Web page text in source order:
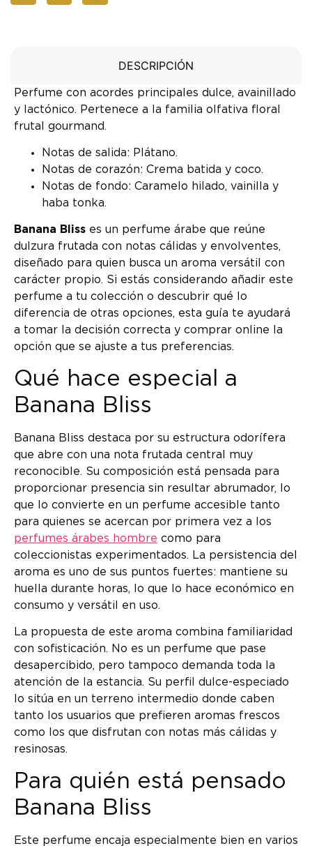
DESCRIPCIÓN
Perfume con acordes principales dulce, avainillado
y lactónico. Pertenece a la familia olfativa floral
frutal gourmand.
Notas de salida: Plátano.
Notas de corazón: Crema batida y coco.
Notas de fondo: Caramelo hilado, vainilla y
haba tonka.
Banana Bliss es un perfume árabe que reúne
dulzura frutada con notas cálidas y envolventes,
diseñado para quien busca un aroma versátil con
carácter propio. Si estás considerando añadir este
perfume a tu colección o descubrir qué lo
diferencia de otras opciones, esta guía te ayudará
a tomar la decisión correcta y comprar online la
opción que se ajuste a tus preferencias.
Qué hace especial a
Banana Bliss
Banana Bliss destaca por su estructura odorífera
que abre con una nota frutada central muy
reconocible. Su composición está pensada para
proporcionar presencia sin resultar abrumador, lo
que lo convierte en un perfume accesible tanto
para quienes se acercan por primera vez a los
perfumes árabes hombre como para
coleccionistas experimentados. La persistencia del
aroma es uno de sus puntos fuertes: mantiene su
huella durante horas, lo que lo hace económico en
consumo y versátil en uso.
La propuesta de este aroma combina familiaridad
con sofisticación. No es un perfume que pase
desapercibido, pero tampoco demanda toda la
atención de la estancia. Su perfil dulce-especiado
lo sitúa en un terreno intermedio donde caben
tanto los usuarios que prefieren aromas frescos
como los que disfrutan con notas más cálidas y
resinosas.
Para quién está pensado
Banana Bliss
Este perfume encaja especialmente bien en varios